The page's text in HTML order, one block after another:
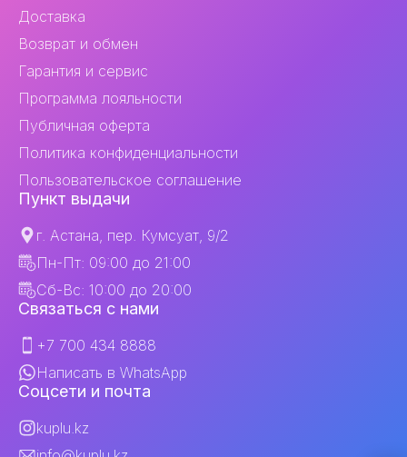
Доставка
Возврат и обмен
Гарантия и сервис
Программа лояльности
Публичная оферта
Политика конфиденциальности
Пользовательское соглашение
Пункт выдачи
г. Астана, пер. Кумсуат, 9/2
Пн-Пт: 09:00 до 21:00
Сб-Вс: 10:00 до 20:00
Связаться с нами
+7 700 434 8888
Написать в WhatsApp
Соцсети и почта
kuplu.kz